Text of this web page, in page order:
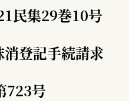
民集29巻10号
登記手続請求
723号